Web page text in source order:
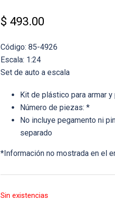
$ 493.00
Código: 85-4926
Escala: 1:24
Set de auto a escala
Kit de plástico para armar y
Número de piezas: *
No incluye pegamento ni
separado
*Información no mostrada en el
Sin existencias